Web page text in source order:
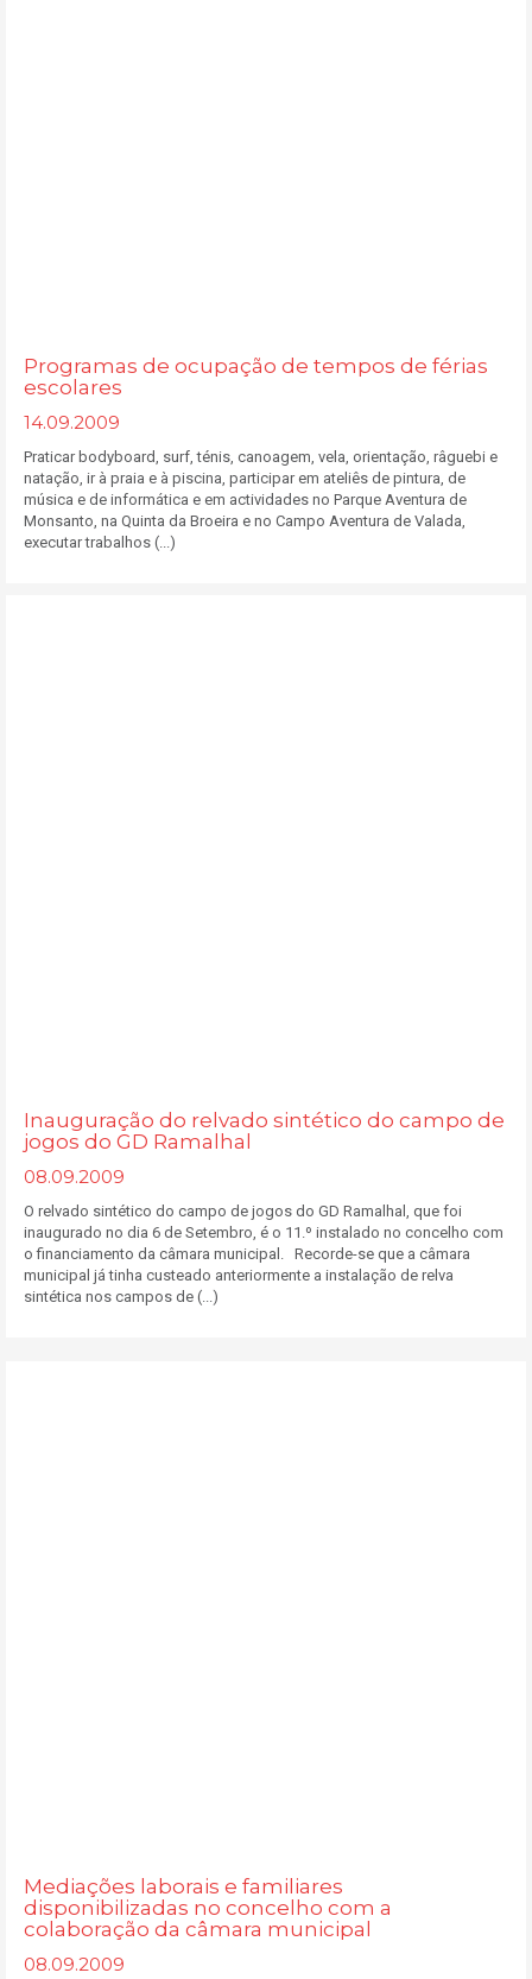
Programas de ocupação de tempos de férias
escolares
14.09.2009
Praticar bodyboard, surf, ténis, canoagem, vela, orientação, râguebi e
natação, ir à praia e à piscina, participar em ateliês de pintura, de
música e de informática e em actividades no Parque Aventura de
Monsanto, na Quinta da Broeira e no Campo Aventura de Valada,
executar trabalhos (...)
Inauguração do relvado sintético do campo de
jogos do GD Ramalhal
08.09.2009
O relvado sintético do campo de jogos do GD Ramalhal, que foi
inaugurado no dia 6 de Setembro, é o 11.º instalado no concelho com
o financiamento da câmara municipal. Recorde-se que a câmara
municipal já tinha custeado anteriormente a instalação de relva
sintética nos campos de (...)
Mediações laborais e familiares
disponibilizadas no concelho com a
colaboração da câmara municipal
08.09.2009